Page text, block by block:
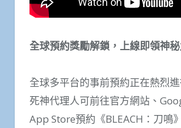
全球預約獎勵解鎖，上線即領神
全球多平台的事前預約正在熱烈
死神代理人可前往官方網站、
App Store預約《BLEACH：刀鳴